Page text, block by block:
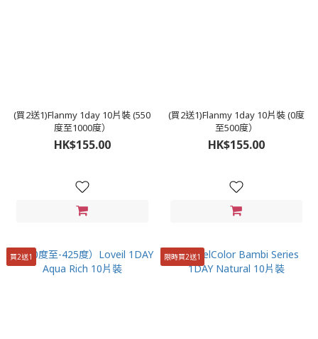
(買2送1)Flanmy 1day 10片裝 (550
度至1000度）
HK$155.00
(買2送1)Flanmy 1day 10片裝 (0度
至500度）
HK$155.00
買2送1 限時買2送1